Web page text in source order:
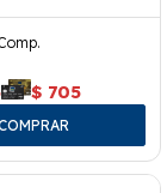
$ 705